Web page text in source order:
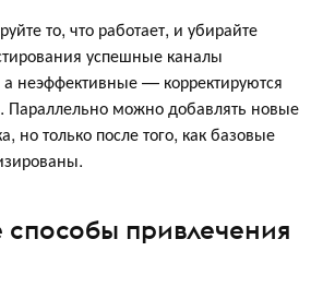
то, что работает, и убирайте
успешные каналы
неэффективные — корректируются
Параллельно можно добавлять новые
но только после того, как базовые
способы привлечения